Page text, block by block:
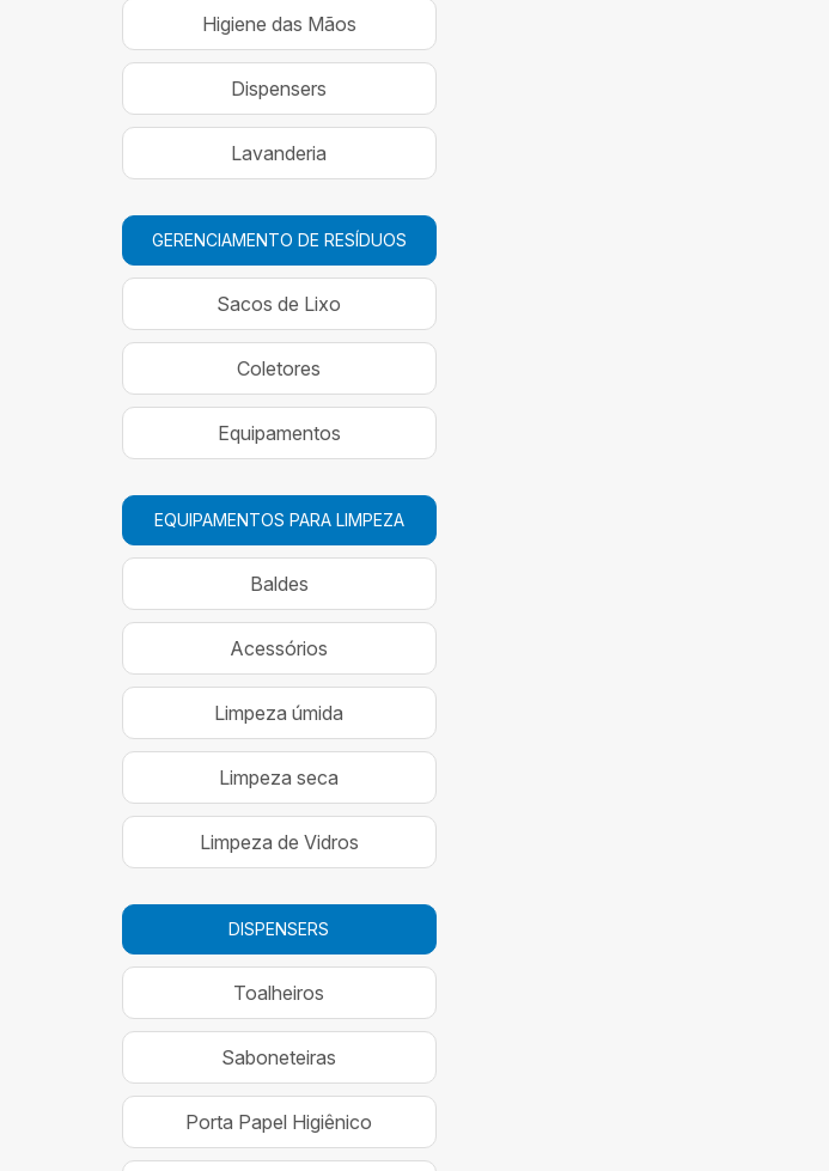
Higiene das Mãos
Dispensers
Lavanderia
GERENCIAMENTO DE RESÍDUOS
Sacos de Lixo
Coletores
Equipamentos
EQUIPAMENTOS PARA LIMPEZA
Baldes
Acessórios
Limpeza úmida
Limpeza seca
Limpeza de Vidros
DISPENSERS
Toalheiros
Saboneteiras
Porta Papel Higiênico